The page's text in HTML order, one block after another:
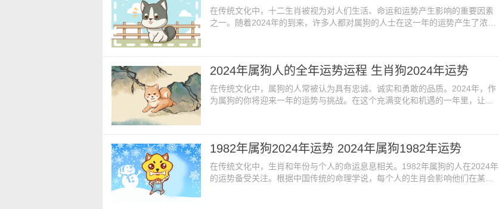
在传统文化中，十二生肖被视为对人们生活、命运和运势产生影响的重要因素
之一。随着2024年的到来，许多人都对属狗的人士在这一年的运势产生了浓厚
人，所以经过长时间的努力之后，他们能取得的进步也是十分
2024年属狗人的全年运势运程 生肖狗2024年运势
在传统文化中，属狗的人常被认为具有忠诚、诚实和勇敢的品质。2024年，作
为属狗的你将迎来一年的运势与挑战。在这个充满变化和机遇的一年里，让我
到事业发挥。在这一年中，2024年属狗人的全年运势工作
1982年属狗2024年运势 2024年属狗1982年运势
在传统文化中，生肖和年份与个人的命运息息相关。1982年属狗的人在2024年
的运势备受关注。根据中国传统的命理学说，每个人的生肖会影响他们在某些